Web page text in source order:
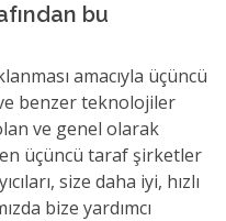
bu
amacıyla üçüncü
benzer teknolojiler
ve genel olarak
üçüncü taraf şirketler
size daha iyi, hızlı
bize yardımcı